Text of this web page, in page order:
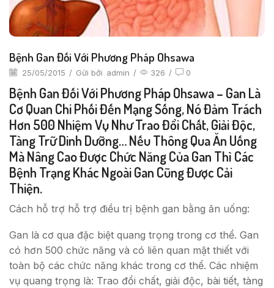
Bệnh Gan Đối Với Phương Pháp Ohsawa
25/05/2015 / Gửi bởi admin / 326 / 0
Bệnh Gan Đối Với Phương Pháp Ohsawa – Gan Là
Cơ Quan Chi Phối Đến Mạng Sống, Nó Đảm Trách
Hơn 500 Nhiệm Vụ Như Trao Đổi Chất, Giải Độc,
Tàng Trữ Dinh Dưỡng… Nếu Thông Qua Ăn Uống
Mà Nâng Cao Được Chức Năng Của Gan Thì Các
Bệnh Trạng Khác Ngoài Gan Cũng Được Cải
Thiện.
Cách hỗ trợ hỗ trợ điều trị bệnh gan bằng ăn uống:
Gan là cơ qua đặc biệt quang trọng trong cơ thể. Gan
có hơn 500 chức năng và có liên quan mật thiết với
toàn bộ các chức năng khác trong cơ thể. Các nhiệm
vụ quang trọng là: Trao đổi chất, giải độc, bài tiết, tàng